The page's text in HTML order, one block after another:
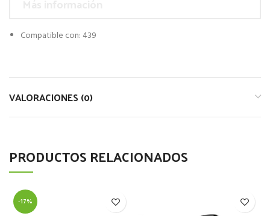
Compatible con: 439
VALORACIONES (0)
PRODUCTOS RELACIONADOS
-17%